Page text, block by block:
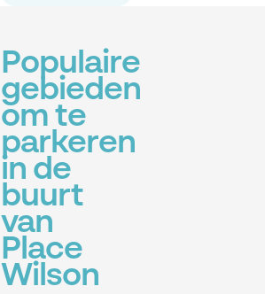
Populaire
gebieden
om te
parkeren
in de
buurt
van
Place
Wilson